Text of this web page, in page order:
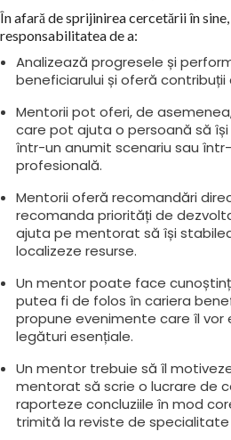
În afară de sprijinirea cercetării în
responsabilitatea de a:
Analizează progresele și
beneficiarului și oferă
Mentorii pot oferi, de
care pot ajuta o persoană să
într-un anumit scenariu sau
profesională.
Mentorii oferă recomandări
recomanda priorități de
ajuta pe mentorat să își
localizeze resurse.
Un mentor poate face
putea fi de folos în cariera
propune evenimente care îl vor
legături esențiale.
Un mentor trebuie să îl
mentorat să scrie o lucrare de
raporteze concluziile în mod
trimită la reviste de